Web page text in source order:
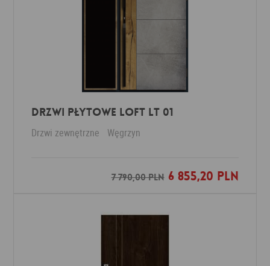
DRZWI PŁYTOWE LOFT LT 01
Drzwi zewnętrzne Węgrzyn
7 790,00 PLN6 855,20 PLN
Dodaj do ulubionych